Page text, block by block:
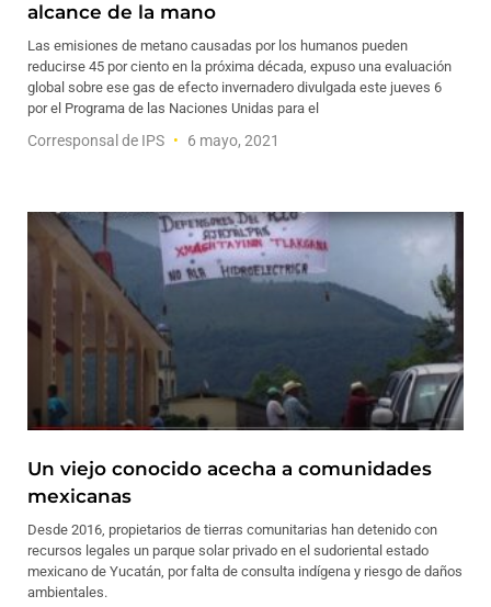
alcance de la mano
Las emisiones de metano causadas por los humanos pueden
reducirse 45 por ciento en la próxima década, expuso una evaluación
global sobre ese gas de efecto invernadero divulgada este jueves 6
por el Programa de las Naciones Unidas para el
Corresponsal de IPS 6 mayo, 2021
Un viejo conocido acecha a comunidades
mexicanas
Desde 2016, propietarios de tierras comunitarias han detenido con
recursos legales un parque solar privado en el sudoriental estado
mexicano de Yucatán, por falta de consulta indígena y riesgo de daños
ambientales.